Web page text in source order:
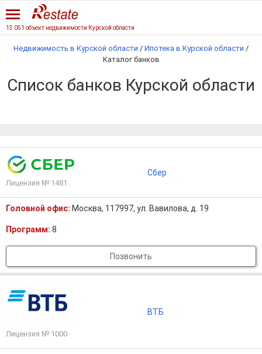
13 051 объект недвижимости Курской области
Недвижимость в Курской области / Ипотека в Курской области /
Каталог банков
Список банков Курской области
Лицензия № 1481
Сбер
Головной офис: Москва, 117997, ул. Вавилова, д. 19
Программ: 8
Позвонить
Лицензия № 1000
ВТБ